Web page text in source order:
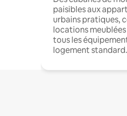
paisibles aux
urbains pratiques,
locations
tous les
logement standard.